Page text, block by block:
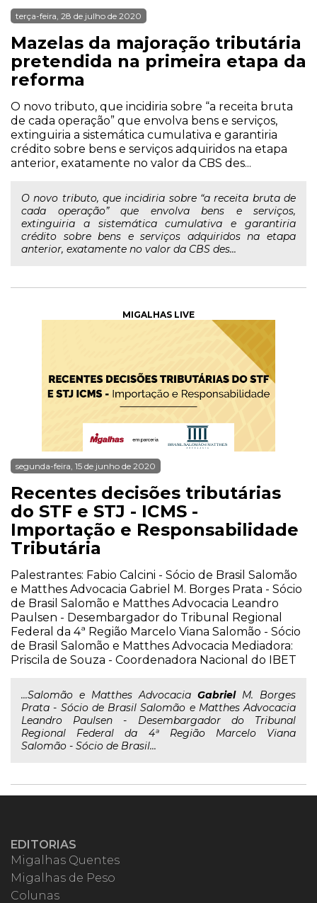
terça-feira, 28 de julho de 2020
Mazelas da majoração tributária
pretendida na primeira etapa da
reforma
O novo tributo, que incidiria sobre “a receita bruta
de cada operação” que envolva bens e serviços,
extinguiria a sistemática cumulativa e garantiria
crédito sobre bens e serviços adquiridos na etapa
anterior, exatamente no valor da CBS des...
O novo tributo, que incidiria sobre “a receita bruta de
cada operação” que envolva bens e serviços,
extinguiria a sistemática cumulativa e garantiria
crédito sobre bens e serviços adquiridos na etapa
anterior, exatamente no valor da CBS des...
MIGALHAS LIVE
segunda-feira, 15 de junho de 2020
Recentes decisões tributárias
do STF e STJ - ICMS -
Importação e Responsabilidade
Tributária
Palestrantes: Fabio Calcini - Sócio de Brasil Salomão
e Matthes Advocacia Gabriel M. Borges Prata - Sócio
de Brasil Salomão e Matthes Advocacia Leandro
Paulsen - Desembargador do Tribunal Regional
Federal da 4ª Região Marcelo Viana Salomão - Sócio
de Brasil Salomão e Matthes Advocacia Mediadora:
Priscila de Souza - Coordenadora Nacional do IBET
...Salomão e Matthes Advocacia GabrielM. Borges
Prata - Sócio de Brasil Salomão e Matthes Advocacia
Leandro Paulsen - Desembargador do Tribunal
Regional Federal da 4ª Região Marcelo Viana
Salomão - Sócio de Brasil...
EDITORIAS
Migalhas Quentes
Migalhas de Peso
Colunas